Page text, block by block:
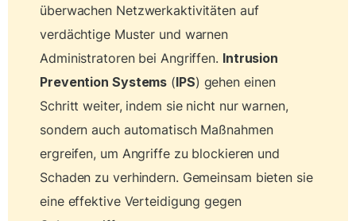
überwachen Netzwerkaktivitäten auf
verdächtige Muster und warnen
Administratoren bei Angriffen. Intrusion
Prevention Systems (IPS) gehen einen
Schritt weiter, indem sie nicht nur warnen,
sondern auch automatisch Maßnahmen
ergreifen, um Angriffe zu blockieren und
Schaden zu verhindern. Gemeinsam bieten sie
eine effektive Verteidigung gegen